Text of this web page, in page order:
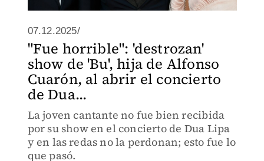
07.12.2025/
"Fue horrible": 'destrozan'
show de 'Bu', hija de Alfonso
Cuarón, al abrir el concierto
de Dua...
La joven cantante no fue bien recibida
por su show en el concierto de Dua Lipa
y en las redas no la perdonan; esto fue lo
que pasó.